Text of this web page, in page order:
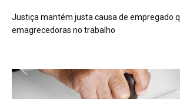
Justiça mantém justa causa de empregado
emagrecedoras no trabalho